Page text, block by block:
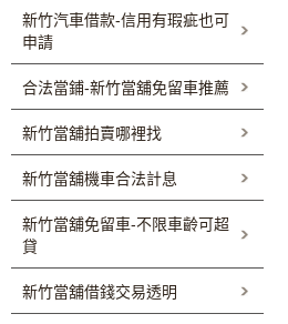
新竹汽車借款-信用有瑕疵也可
申請
合法當鋪-新竹當舖免留車推薦
新竹當舖拍賣哪裡找
新竹當舖機車合法計息
新竹當舖免留車-不限車齡可超
貸
新竹當舖借錢交易透明